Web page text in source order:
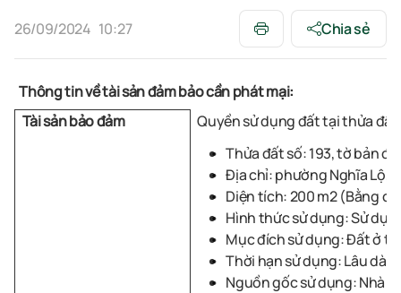
26/09/2024 10:27 Chia sẻ
Thông tin về tài sản đảm bảo cần phát mại:
Tài sản bảo đảm
Quyền sử dụng đất tại thửa
Thửa đất số: 193, tờ bản
Địa chỉ: phường Nghĩa Lộ,
Diện tích: 200 m2 (Bằng
Hình thức sử dụng: Sử
Mục đích sử dụng: Đất ở
Thời hạn sử dụng: Lâu dài.
Nguồn gốc sử dụng: Nhà